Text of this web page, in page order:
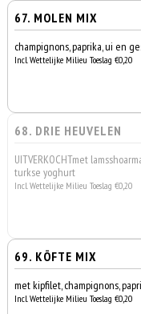
67. MOLEN MIX
champignons, paprika, ui en
Incl. Wettelijke Milieu Toeslag €0,20
68. DRIE HEUVELEN
UITVERKOCHTmet
turkse yoghurt
Incl. Wettelijke Milieu Toeslag €0,20
69. KÖFTE MIX
met kipfilet, champignons,
Incl. Wettelijke Milieu Toeslag €0,20